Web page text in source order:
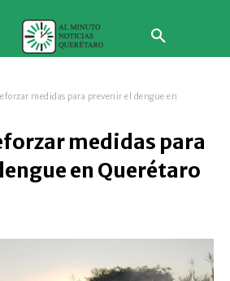
medidas para prevenir el dengue en
medidas para
en Querétaro